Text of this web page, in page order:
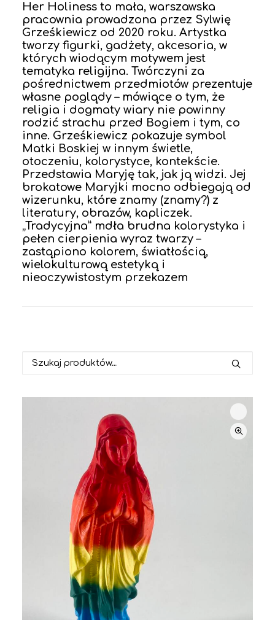
Her Holiness to mała, warszawska
pracownia prowadzona przez Sylwię
Grześkiewicz od 2020 roku. Artystka
tworzy figurki, gadżety, akcesoria, w
których wiodącym motywem jest
tematyka religijna. Twórczyni za
pośrednictwem przedmiotów prezentuje
własne poglądy – mówiące o tym, że
religia i dogmaty wiary nie powinny
rodzić strachu przed Bogiem i tym, co
inne. Grześkiewicz pokazuje symbol
Matki Boskiej w innym świetle,
otoczeniu, kolorystyce, kontekście.
Przedstawia Maryję tak, jak ją widzi. Jej
brokatowe Maryjki mocno odbiegają od
wizerunku, które znamy (znamy?) z
literatury, obrazów, kapliczek.
„Tradycyjna” mdła brudna kolorystyka i
pełen cierpienia wyraz twarzy –
zastąpiono kolorem, światłością,
wielokulturową estetyką i
nieoczywistostym przekazem
Szukaj: